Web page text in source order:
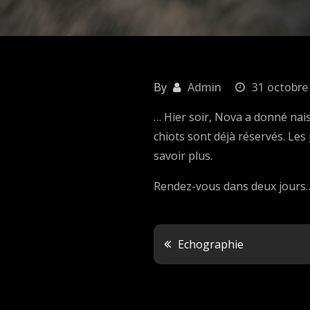
By Admin 31 octobre
… Hier soir, Nova a donné
chiots sont déjà réservés.
savoir plus.
Rendez-vous dans deux
Echographie